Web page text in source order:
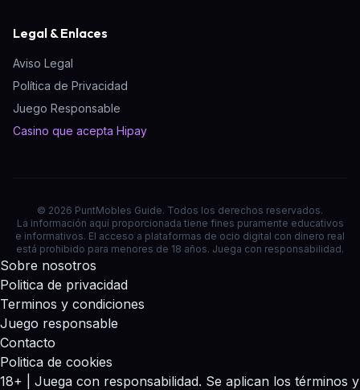
Legal & Enlaces
Aviso Legal
Política de Privacidad
Juego Responsable
Casino que acepta Hipay
© 2026 PuntMobles Guide. Todos los derechos reservados.
La información aquí proporcionada tiene fines puramente educativos
e informativos. El acceso a plataformas de ocio digital con dinero real
está prohibido para menores de 18 años. Juega con responsabilidad.
Sobre nosotros
Politica de privacidad
Terminos y condiciones
Juego responsable
Contacto
Politica de cookies
18+ | Juega con responsabilidad. Se aplican los términos y